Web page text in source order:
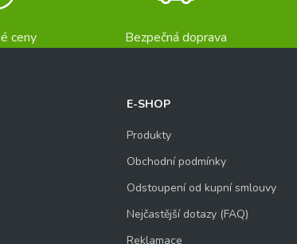
ceny Bezpečná doprava
E-SHOP
Produkty
Obchodní podmínky
Odstoupení od kupní smlouvy
Nejčastější dotazy (FAQ)
Reklamace